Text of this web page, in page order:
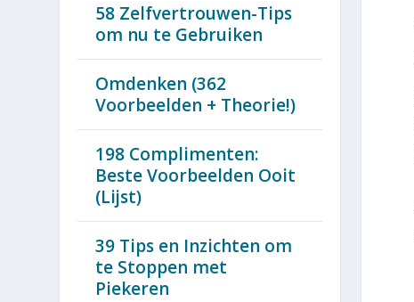
58 Zelfvertrouwen-Tips
om nu te Gebruiken
Omdenken (362
Voorbeelden + Theorie!)
198 Complimenten:
Beste Voorbeelden Ooit
(Lijst)
39 Tips en Inzichten om
te Stoppen met
Piekeren